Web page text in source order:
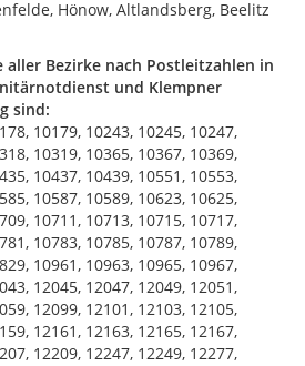
Hönow, Altlandsberg, Beelitz
Bezirke nach Postleitzahlen in
und Klempner
sind:
10179, 10243, 10245, 10247,
10319, 10365, 10367, 10369,
10437, 10439, 10551, 10553,
10587, 10589, 10623, 10625,
10711, 10713, 10715, 10717,
10783, 10785, 10787, 10789,
10961, 10963, 10965, 10967,
12045, 12047, 12049, 12051,
12099, 12101, 12103, 12105,
12161, 12163, 12165, 12167,
12209, 12247, 12249, 12277,